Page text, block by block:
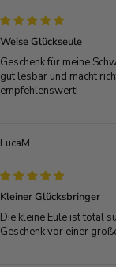
Weise Glückseule
Geschenk für meine
gut lesbar und macht
empfehlenswert!
LucaM
Kleiner Glücksbringer
Die kleine Eule ist total
Geschenk vor einer